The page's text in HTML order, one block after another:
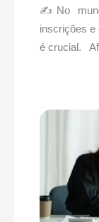
✍No
inscrições e
é crucial.